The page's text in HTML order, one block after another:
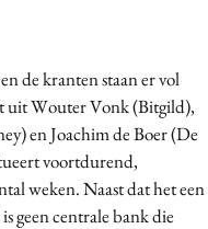
de kranten staan er vol
uit Wouter Vonk (Bitgild),
en Joachim de Boer (De
voortdurend,
weken. Naast dat het een
geen centrale bank die